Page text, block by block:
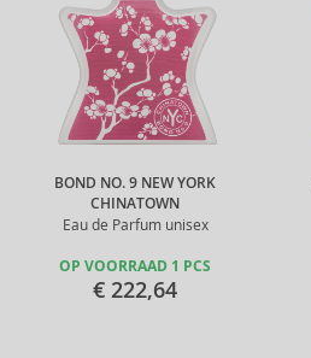
BOND NO. 9 NEW YORK
CHINATOWN
Eau de Parfum unisex
OP VOORRAAD 1 PCS
€ 222,64